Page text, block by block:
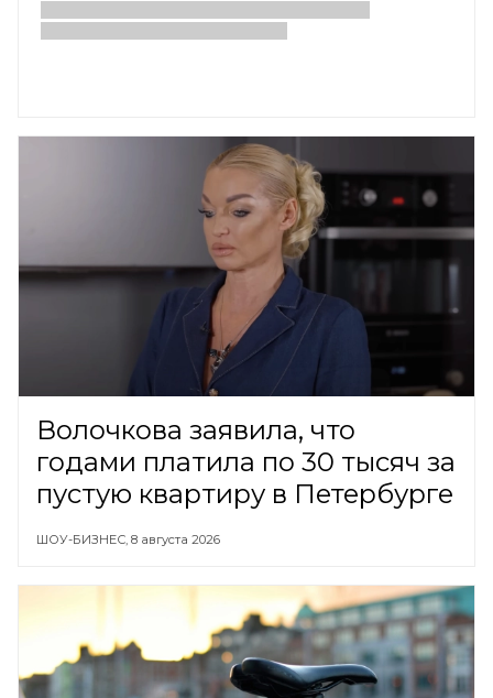
Волочкова заявила, что
годами платила по 30 тысяч за
пустую квартиру в Петербурге
ШОУ-БИЗНЕС, 8 августа 2026